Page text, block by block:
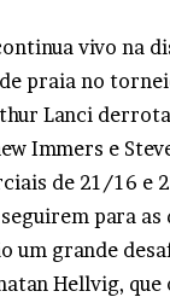
vivo na
praia no
Lanci
Immers e
de 21/16 e
para as
um grande
Hellvig, que